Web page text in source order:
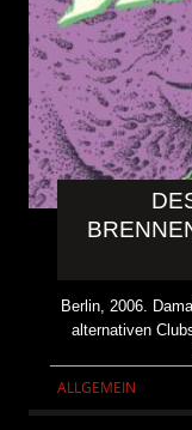
Berlin, 2006.
alternativen
ALLGEMEIN